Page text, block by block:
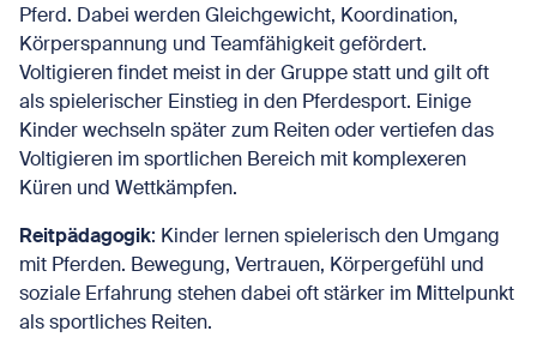
Pferd. Dabei werden Gleichgewicht, Koordination,
Körperspannung und Teamfähigkeit gefördert.
Voltigieren findet meist in der Gruppe statt und gilt oft
als spielerischer Einstieg in den Pferdesport. Einige
Kinder wechseln später zum Reiten oder vertiefen das
Voltigieren im sportlichen Bereich mit komplexeren
Küren und Wettkämpfen.
Reitpädagogik: Kinder lernen spielerisch den Umgang
mit Pferden. Bewegung, Vertrauen, Körpergefühl und
soziale Erfahrung stehen dabei oft stärker im Mittelpunkt
als sportliches Reiten.